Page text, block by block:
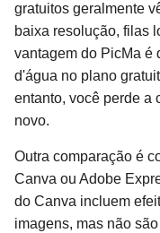
gratuitos geralmente
baixa resolução, filas
vantagem do PicMa é
d'água no plano
entanto, você perde a
novo.
Outra comparação é
Canva ou Adobe
do Canva incluem
imagens, mas não